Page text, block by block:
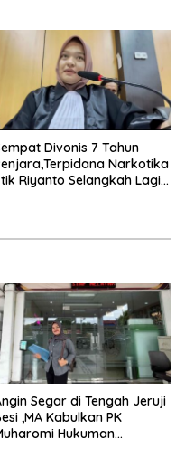
Divonis 7 Tahun
Narkotika
Riyanto Selangkah Lagi
Segar di Tengah Jeruji
,MA Kabulkan PK
Hukuman